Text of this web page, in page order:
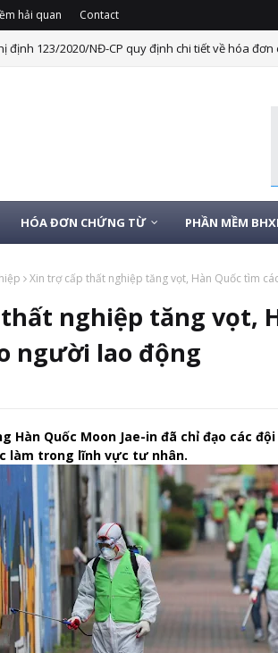
hải quan Contact
định 123/2020/NĐ-CP quy định chi tiết về hóa
HÓA ĐƠN CHỨNG TỪ PHẦN MỀM
Xin trợ cấp thất nghiệp tăng vọt, Hàn Quốc tìm
nghiệp tăng vọt,
người lao động
Hàn Quốc Moon Jae-in đã chỉ đạo các
làm trong lĩnh vực tư nhân.